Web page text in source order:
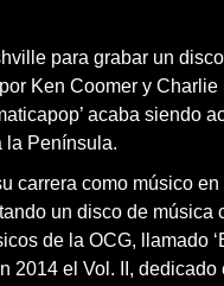
para grabar un
Ken Coomer y Charlie
acaba siendo
la Península.
carrera como músico
un disco de música
de la OCG, llamado
2014 el Vol. II,